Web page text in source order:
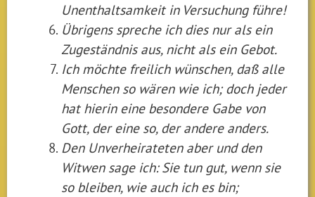
Unenthaltsamkeit in Versuchung führe!
Übrigens spreche ich dies nur als ein
Zugeständnis aus, nicht als ein Gebot.
Ich möchte freilich wünschen, daß alle
Menschen so wären wie ich; doch jeder
hat hierin eine besondere Gabe von
Gott, der eine so, der andere anders.
Den Unverheirateten aber und den
Witwen sage ich: Sie tun gut, wenn sie
so bleiben, wie auch ich es bin;